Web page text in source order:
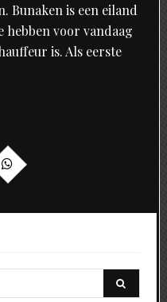
Bunaken is een eiland
hebben voor vandaag
is. Als eerste